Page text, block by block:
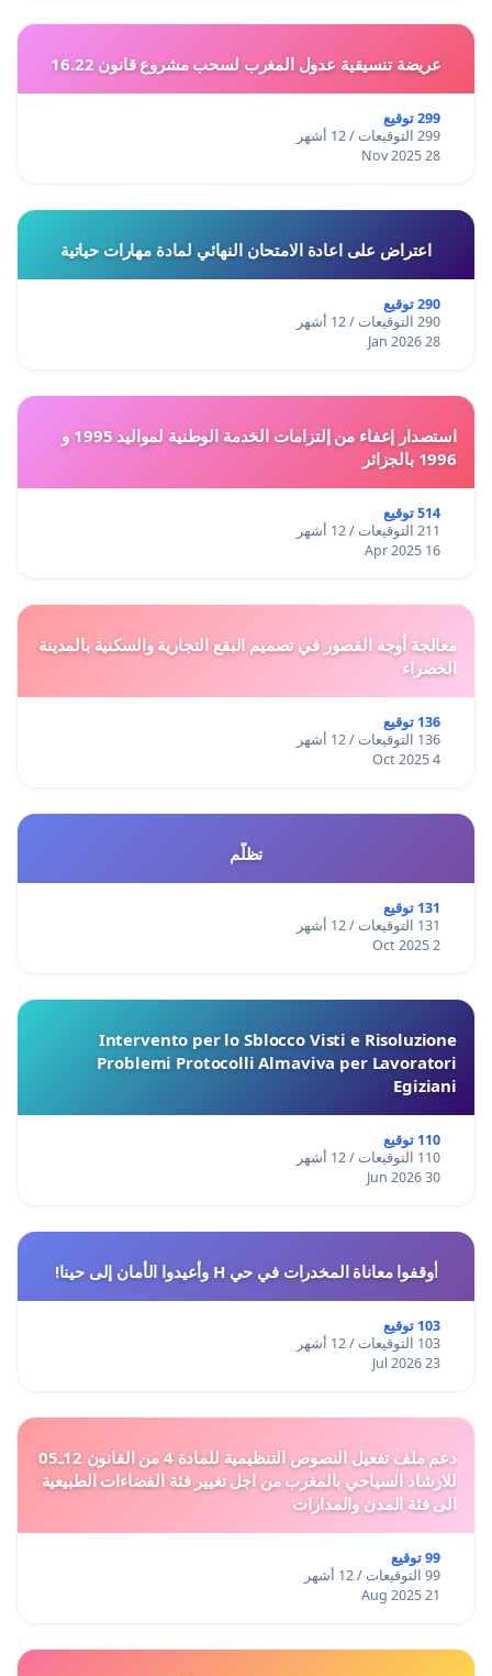
عريضة تنسيقية عدول المغرب لسحب مشروع قانون 16.22
299 توقيع
299 التوقيعات / 12 أشهر
28 Nov 2025
اعتراض على اعادة الامتحان النهائي لمادة مهارات حياتية
290 توقيع
290 التوقيعات / 12 أشهر
28 Jan 2026
استصدار إعفاء من إلتزامات الخدمة الوطنية لمواليد 1995 و
1996 بالجزائر
514 توقيع
211 التوقيعات / 12 أشهر
16 Apr 2025
معالجة أوجه القصور في تصميم البقع التجارية والسكنية بالمدينة
الخضراء
136 توقيع
136 التوقيعات / 12 أشهر
4 Oct 2025
تظلّم
131 توقيع
131 التوقيعات / 12 أشهر
2 Oct 2025
Intervento per lo Sblocco Visti e Risoluzione
Problemi Protocolli Almaviva per Lavoratori
Egiziani
110 توقيع
110 التوقيعات / 12 أشهر
30 Jun 2026
أوقفوا معاناة المخدرات في حي H وأعيدوا الأمان إلى حينا!
103 توقيع
103 التوقيعات / 12 أشهر
23 Jul 2026
دعم ملف تفعيل النصوص التنظيمية للمادة 4 من القانون 12ـ05
للارشاد السياحي بالمغرب من اجل تغيير فئة الفضاءات الطبيعية
الى فئة المدن والمدارات
99 توقيع
99 التوقيعات / 12 أشهر
21 Aug 2025